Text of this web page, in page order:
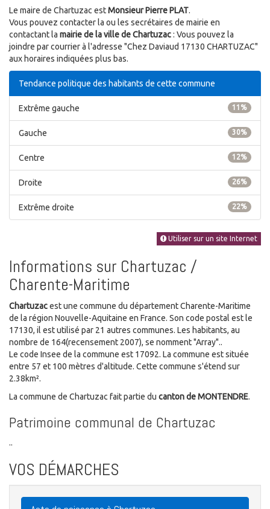
Le maire de Chartuzac estMonsieur Pierre PLAT.
Vous pouvez contacter la ou les secrétaires de mairie en
contactant la mairie de la ville de Chartuzac: Vous pouvez la
joindre par courrier à l'adresse "Chez Daviaud 17130 CHARTUZAC"
aux horaires indiquées plus bas.
Tendance politique des habitants de cette commune
11%
Extrême gauche
30%
Gauche
12%
Centre
26%
Droite
22%
Extrême droite
Utiliser sur un site Internet
Informations sur Chartuzac /
Charente-Maritime
Chartuzacest une commune du département Charente-Maritime
de la région Nouvelle-Aquitaine en France. Son code postal est le
17130, il est utilisé par 21 autres communes. Les habitants, au
nombre de 164(recensement 2007), se nomment "Array"..
Le code Insee de la commune est 17092. La commune est située
entre 57 et 100 mètres d'altitude. Cette commune s'étend sur
2.38km².
La commune de Chartuzac fait partie du canton de MONTENDRE.
Patrimoine communal de Chartuzac
..
VOS DÉMARCHES